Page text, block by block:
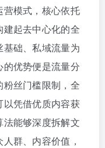
模式，核心依托
起去中心化的全
础、私域流量为
优势便是流量分
丝门槛限制，全
以凭借优质内容获
能够深度拆解文
群、内容价值，